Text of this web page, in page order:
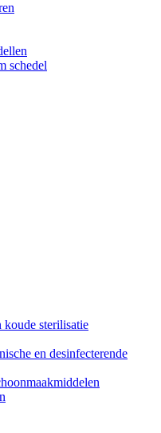
schedel
koude sterilisatie
en desinfecterende